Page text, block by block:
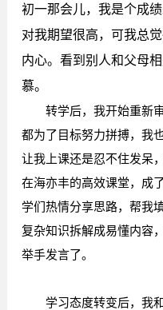
初一那会儿，我是个成
对我期望很高，可我总
内心。看到别人和父母
慕。
转学后，我开始重新
都为了目标努力拼搏，我
让我上课还是忍不住发呆
在海亦丰的高效课堂，成
学们热情分享思路，帮我
复杂知识拆解成易懂内容
举手发言了。
学习态度转变后，我